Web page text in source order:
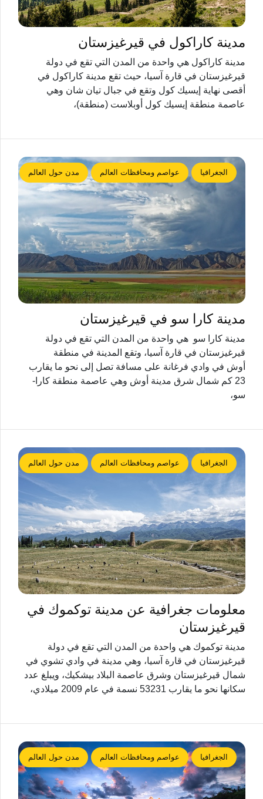
مدينة كاراكول في قيرغيزستان
مدينة كاراكول هي واحدة من المدن التي تقع في دولة
قيرغيزستان في قارة آسيا، حيث تقع مدينة كاراكول في
أقصى نهاية إيسيك كول وتقع في جبال تيان شان وهي
عاصمة منطقة إيسيك كول أوبلاست (منطقة)،
الجغرافيا عواصم ومحافظات العالم مدن حول العالم
مدينة كارا سو في قيرغيزستان
مدينة كارا سو هي واحدة من المدن التي تقع في دولة
قيرغيزستان في قارة آسيا، وتقع المدينة في منطقة
أوش في وادي فرغانة على مسافة تصل إلى نحو ما يقارب
23 كم شمال شرق مدينة أوش وهي عاصمة منطقة كارا-
سو،
الجغرافيا عواصم ومحافظات العالم مدن حول العالم
معلومات جغرافية عن مدينة توكموك في
قيرغيزستان
مدينة توكموك هي واحدة من المدن التي تقع في دولة
قيرغيزستان في قارة آسيا، وهي مدينة في وادي تشوي في
شمال قيرغيزستان وشرق عاصمة البلاد بيشكيك، ويبلغ عدد
سكانها نحو ما يقارب 53231 نسمة في عام 2009 ميلادي،
الجغرافيا عواصم ومحافظات العالم مدن حول العالم